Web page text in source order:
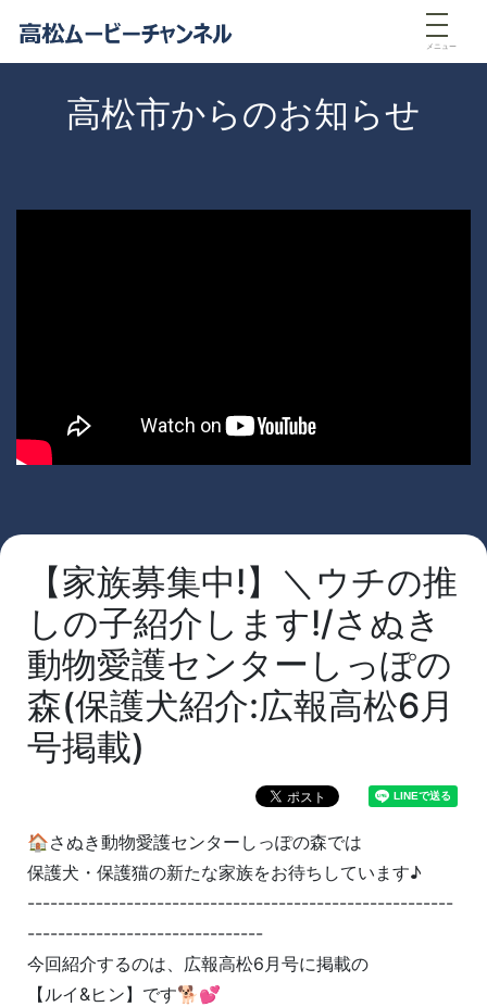
メニュー
高松市からのお知らせ
【家族募集中!】＼ウチの推
しの子紹介します!/さぬき
動物愛護センターしっぽの
森(保護犬紹介:広報高松6月
号掲載)
🏠さぬき動物愛護センターしっぽの森では
保護犬・保護猫の新たな家族をお待ちしています♪
--------------------------------------------------------
-------------------------------
今回紹介するのは、広報高松6月号に掲載の
【ルイ&ヒン】です🐕💕